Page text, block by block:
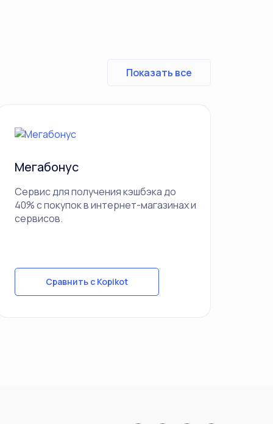
Показать все
Мегабонус
Сервис для получения кэшбэка до
40% с покупок в интернет-магазинах и
сервисов.
Сравнить с Kopikot